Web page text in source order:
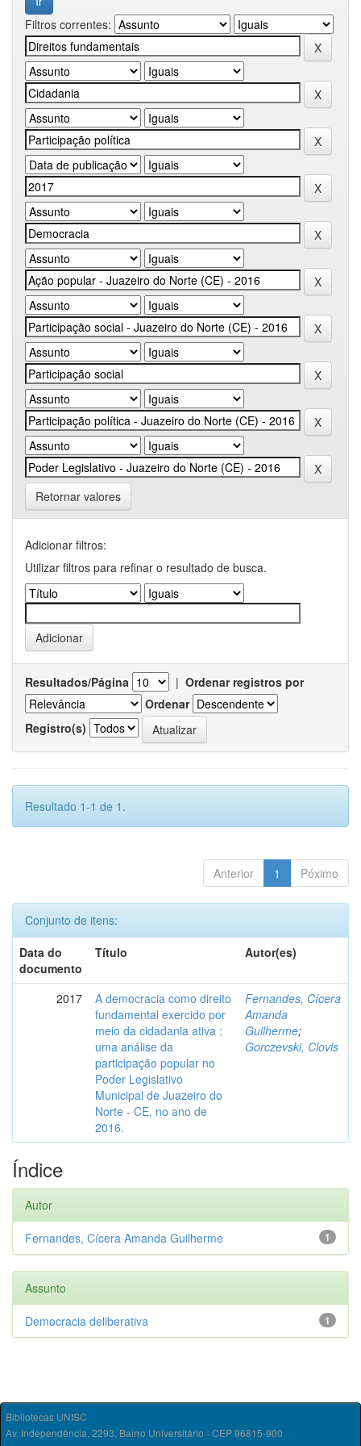
Filtros correntes:
Retornar valores
Adicionar filtros:
Utilizar filtros para refinar o resultado de busca.
Resultados/Página | Ordenar registros por
Ordenar
Registro(s)
Resultado 1-1 de 1.
Anterior 1 Póximo
Conjunto de itens:
Data do
documento
Título Autor(es)
2017
A democracia como direito
fundamental exercido por
meio da cidadania ativa :
uma análise da
participação popular no
Poder Legislativo
Municipal de Juazeiro do
Norte - CE, no ano de
2016.
Fernandes, Cícera
Amanda
Guilherme;
Gorczevski, Clovis
Índice
Autor
1
Fernandes, Cícera Amanda Guilherme
Assunto
1
Democracia deliberativa
Bibliotecas UNISC
Av. Independência, 2293, Bairro Universitário - CEP 96815-900